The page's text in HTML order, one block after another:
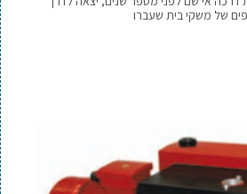
של משקי בית שעברו